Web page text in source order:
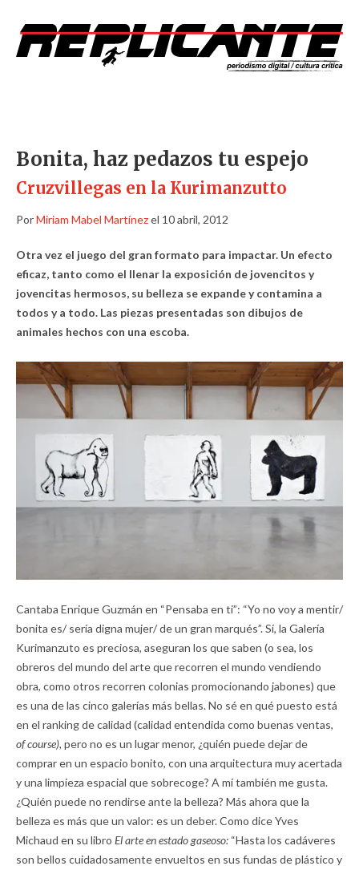
Bonita, haz pedazos tu espejo
Cruzvillegas en la Kurimanzutto
PorMiriam Mabel Martínezel 10 abril, 2012
Otra vez el juego del gran formato para impactar. Un efecto
eficaz, tanto como el llenar la exposición de jovencitos y
jovencitas hermosos, su belleza se expande y contamina a
todos y a todo. Las piezas presentadas son dibujos de
animales hechos con una escoba.
Cantaba Enrique Guzmán en “Pensaba en ti”: “Yo no voy a mentir/
bonita es/ sería digna mujer/ de un gran marqués”. Sí, la Galería
Kurimanzuto es preciosa, aseguran los que saben (o sea, los
obreros del mundo del arte que recorren el mundo vendiendo
obra, como otros recorren colonias promocionando jabones) que
es una de las cinco galerías más bellas. No sé en qué puesto está
en el ranking de calidad (calidad entendida como buenas ventas,
of course), pero no es un lugar menor, ¿quién puede dejar de
comprar en un espacio bonito, con una arquitectura muy acertada
y una limpieza espacial que sobrecoge? A mí también me gusta.
¿Quién puede no rendirse ante la belleza? Más ahora que la
belleza es más que un valor: es un deber. Como dice Yves
Michaud en su libro El arte en estado gaseoso: “Hasta los cadáveres
son bellos cuidadosamente envueltos en sus fundas de plástico y